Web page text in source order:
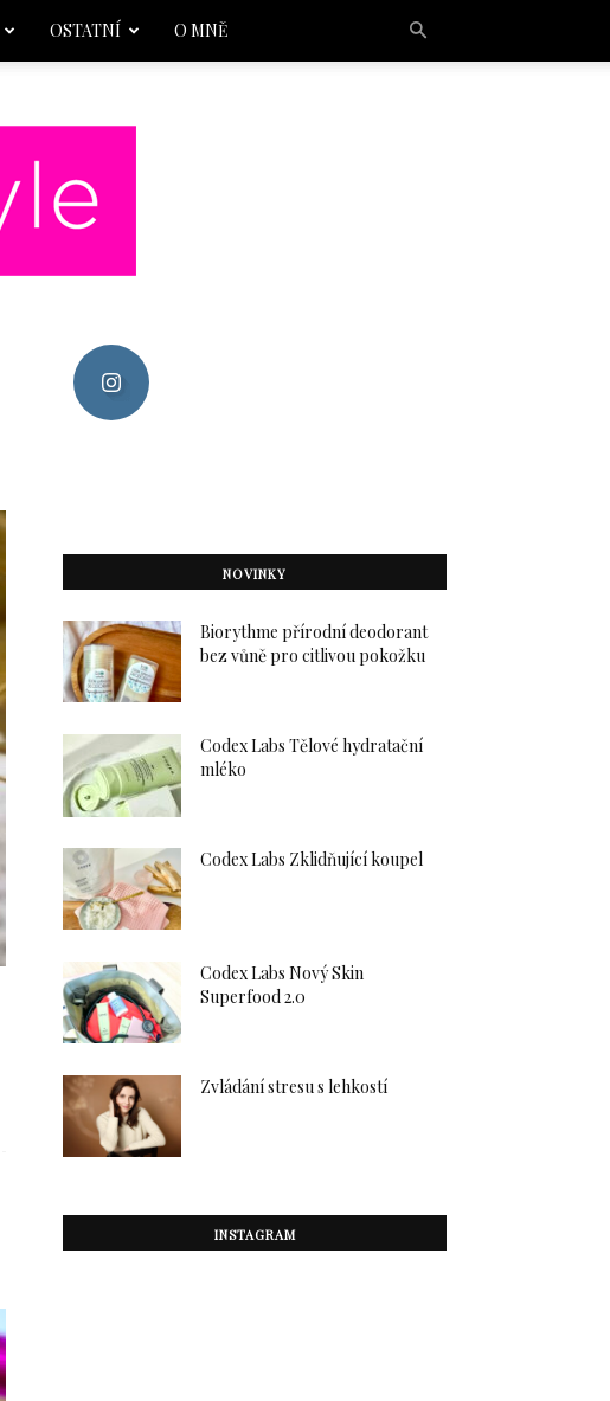
OSTATNÍ O MNĚ
NOVINKY
Biorythme přírodní deodorant
bez vůně pro citlivou pokožku
Codex Labs Tělové hydratační
mléko
Codex Labs Zklidňující koupel
Codex Labs Nový Skin
Superfood 2.0
Zvládání stresu s lehkostí
INSTAGRAM